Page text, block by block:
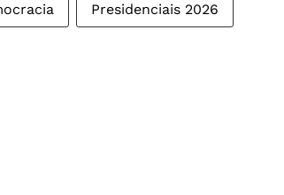
Presidenciais 2026